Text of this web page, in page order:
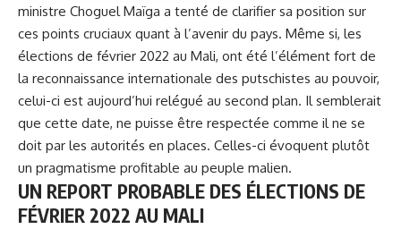
ministre Choguel Maïga a tenté de clarifier sa position sur
ces points cruciaux quant à l’avenir du pays. Même si, les
élections de février 2022 au Mali, ont été l’élément fort de
la reconnaissance internationale des putschistes au pouvoir,
celui-ci est aujourd’hui relégué au second plan. Il semblerait
que cette date, ne puisse être respectée comme il ne se
doit par les autorités en places. Celles-ci évoquent plutôt
un pragmatisme profitable au peuple malien.
UN REPORT PROBABLE DES ÉLECTIONS DE
FÉVRIER 2022 AU MALI